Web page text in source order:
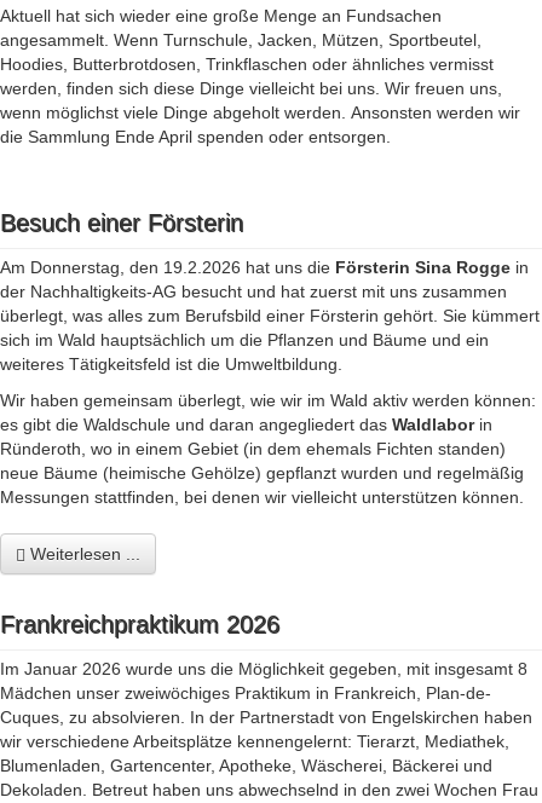
Aktuell hat sich wieder eine große Menge an Fundsachen
angesammelt. Wenn Turnschule, Jacken, Mützen, Sportbeutel,
Hoodies, Butterbrotdosen, Trinkflaschen oder ähnliches vermisst
werden, finden sich diese Dinge vielleicht bei uns. Wir freuen uns,
wenn möglichst viele Dinge abgeholt werden. Ansonsten werden wir
die Sammlung Ende April spenden oder entsorgen.
Besuch einer Försterin
Am Donnerstag, den 19.2.2026 hat uns die Försterin Sina Rogge in
der Nachhaltigkeits-AG besucht und hat zuerst mit uns zusammen
überlegt, was alles zum Berufsbild einer Försterin gehört. Sie kümmert
sich im Wald hauptsächlich um die Pflanzen und Bäume und ein
weiteres Tätigkeitsfeld ist die Umweltbildung.
Wir haben gemeinsam überlegt, wie wir im Wald aktiv werden können:
es gibt die Waldschule und daran angegliedert das Waldlaborin
Ründeroth, wo in einem Gebiet (in dem ehemals Fichten standen)
neue Bäume (heimische Gehölze) gepflanzt wurden und regelmäßig
Messungen stattfinden, bei denen wir vielleicht unterstützen können.
Weiterlesen ...
Frankreichpraktikum 2026
Im Januar 2026 wurde uns die Möglichkeit gegeben, mit insgesamt 8
Mädchen unser zweiwöchiges Praktikum in Frankreich, Plan-de-
Cuques, zu absolvieren. In der Partnerstadt von Engelskirchen haben
wir verschiedene Arbeitsplätze kennengelernt: Tierarzt, Mediathek,
Blumenladen, Gartencenter, Apotheke, Wäscherei, Bäckerei und
Dekoladen. Betreut haben uns abwechselnd in den zwei Wochen Frau